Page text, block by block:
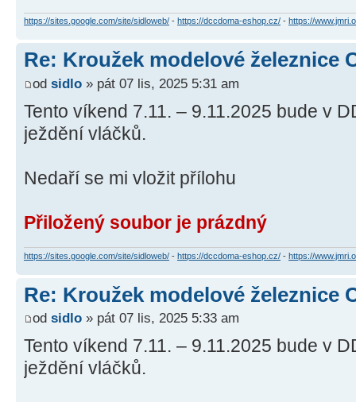
https://sites.google.com/site/sidloweb/ - https://dccdoma-eshop.cz/ - https://
Re: Kroužek modelové železnice
od sidlo » pát 07 lis, 2025 5:31 am
Tento víkend 7.11. – 9.11.2025 bude v
ježdění vláčků.
Nedaří se mi vložit přílohu
Přiložený soubor je prázdný
https://sites.google.com/site/sidloweb/ - https://dccdoma-eshop.cz/ - https://
Re: Kroužek modelové železnice
od sidlo » pát 07 lis, 2025 5:33 am
Tento víkend 7.11. – 9.11.2025 bude v
ježdění vláčků.